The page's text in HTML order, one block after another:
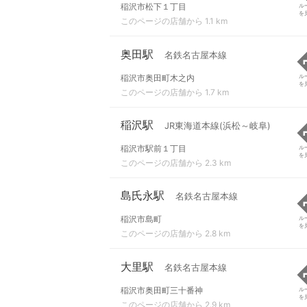
稲沢市松下１丁目
このページの店舗から 1.1 km
ル
を
奥田駅 名鉄名古屋本線
稲沢市奥田町木之内
このページの店舗から 1.7 km
ル
を
稲沢駅 JR東海道本線(浜松～岐阜)
稲沢市駅前１丁目
このページの店舗から 2.3 km
ル
を
島氏永駅 名鉄名古屋本線
稲沢市島町
このページの店舗から 2.8 km
ル
を
大里駅 名鉄名古屋本線
稲沢市奥田町三十番神
このページの店舗から 2.9 km
ル
を